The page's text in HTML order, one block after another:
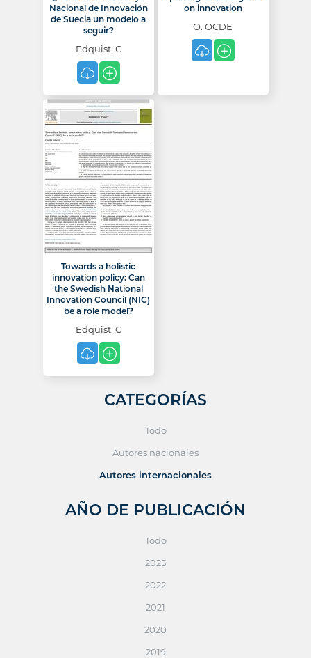
Nacional de Innovación
de Suecia un modelo a
seguir?
Edquist. C
on innovation
O. OCDE
Towards a holistic
innovation policy: Can
the Swedish National
Innovation Council (NIC)
be a role model?
Edquist. C
CATEGORÍAS
Todo
Autores nacionales
Autores internacionales
AÑO DE PUBLICACIÓN
Todo
2025
2022
2021
2020
2019